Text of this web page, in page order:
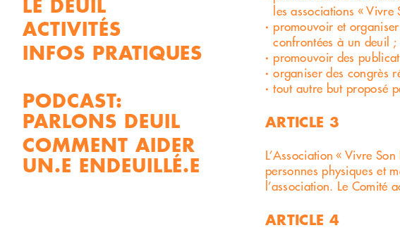
ACTIVITÉS
INFOS PRATIQUES
PODCAST:
PARLONS DEUIL
COMMENT AIDER
UN.E ENDEUILLÉ.E
les associations « Vivre
promouvoir et
confrontées à un deuil ;
promouvoir des
organiser des congrès
tout autre but proposé
ARTICLE 3
L’Association « Vivre
personnes physiques et
l’association. Le Comité
ARTICLE 4